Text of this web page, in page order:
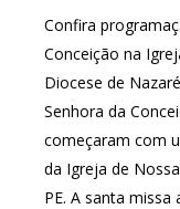
Confira
Conceição na
Diocese de
Senhora da
começaram com
da Igreja de
PE. A santa